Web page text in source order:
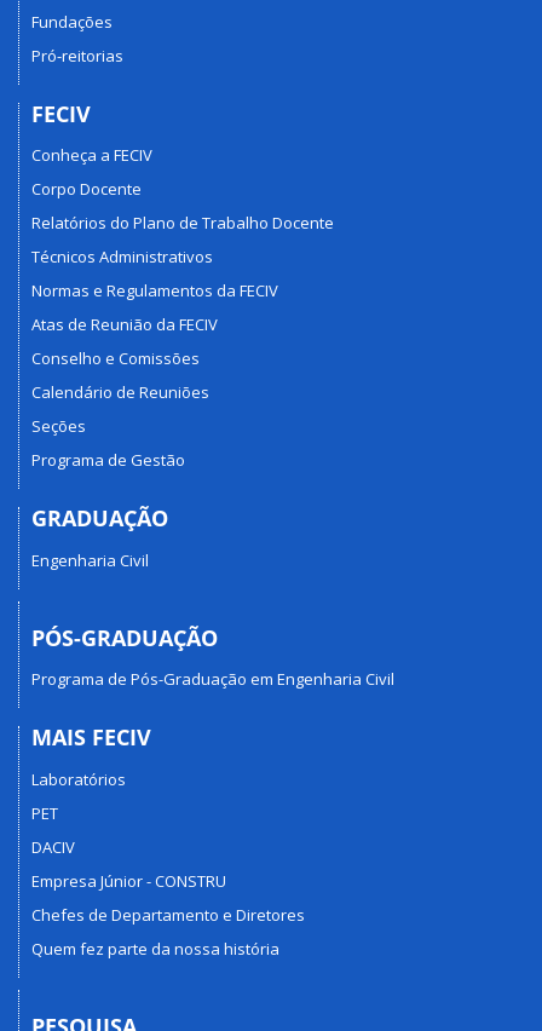
Fundações
Pró-reitorias
FECIV
Conheça a FECIV
Corpo Docente
Relatórios do Plano de Trabalho Docente
Técnicos Administrativos
Normas e Regulamentos da FECIV
Atas de Reunião da FECIV
Conselho e Comissões
Calendário de Reuniões
Seções
Programa de Gestão
GRADUAÇÃO
Engenharia Civil
PÓS-GRADUAÇÃO
Programa de Pós-Graduação em Engenharia Civil
MAIS FECIV
Laboratórios
PET
DACIV
Empresa Júnior - CONSTRU
Chefes de Departamento e Diretores
Quem fez parte da nossa história